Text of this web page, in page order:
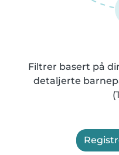
Filtrer basert på
detaljerte